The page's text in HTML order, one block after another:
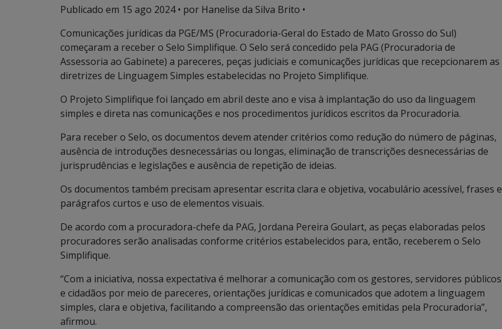
Publicado em 15 ago 2024• por Hanelise da Silva Brito •
Comunicações jurídicas da PGE/MS (Procuradoria-Geral do Estado de Mato Grosso do Sul)
começaram a receber o Selo Simplifique. O Selo será concedido pela PAG (Procuradoria de
Assessoria ao Gabinete) a pareceres, peças judiciais e comunicações jurídicas que recepcionarem as
diretrizes de Linguagem Simples estabelecidas no Projeto Simplifique.
O Projeto Simplifique foi lançado em abril deste ano e visa à implantação do uso da linguagem
simples e direta nas comunicações e nos procedimentos jurídicos escritos da Procuradoria.
Para receber o Selo, os documentos devem atender critérios como redução do número de páginas,
ausência de introduções desnecessárias ou longas, eliminação de transcrições desnecessárias de
jurisprudências e legislações e ausência de repetição de ideias.
Os documentos também precisam apresentar escrita clara e objetiva, vocabulário acessível, frases e
parágrafos curtos e uso de elementos visuais.
De acordo com a procuradora-chefe da PAG, Jordana Pereira Goulart, as peças elaboradas pelos
procuradores serão analisadas conforme critérios estabelecidos para, então, receberem o Selo
Simplifique.
“Com a iniciativa, nossa expectativa é melhorar a comunicação com os gestores, servidores públicos
e cidadãos por meio de pareceres, orientações jurídicas e comunicados que adotem a linguagem
simples, clara e objetiva, facilitando a compreensão das orientações emitidas pela Procuradoria”,
afirmou.